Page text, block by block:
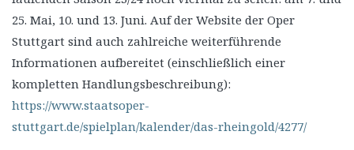
25. Mai, 10. und 13. Juni. Auf der Website der Oper
Stuttgart sind auch zahlreiche weiterführende
Informationen aufbereitet (einschließlich einer
kompletten Handlungsbeschreibung):
https://www.staatsoper-
stuttgart.de/spielplan/kalender/das-rheingold/4277/